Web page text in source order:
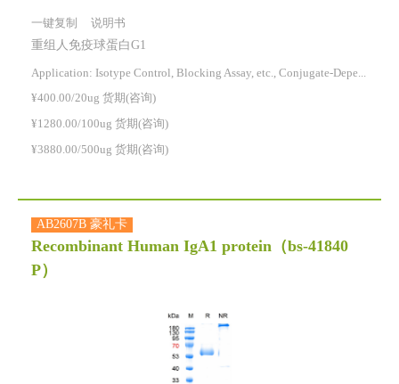
一键复制 说明书
重组人免疫球蛋白G1
Application: Isotype Control, Blocking Assay, etc., Conjugate-Dependent.
¥400.00/20ug 货期(咨询)
¥1280.00/100ug 货期(咨询)
¥3880.00/500ug 货期(咨询)
AB2607B 豪礼卡
Recombinant Human IgA1 protein （bs-41840
P）